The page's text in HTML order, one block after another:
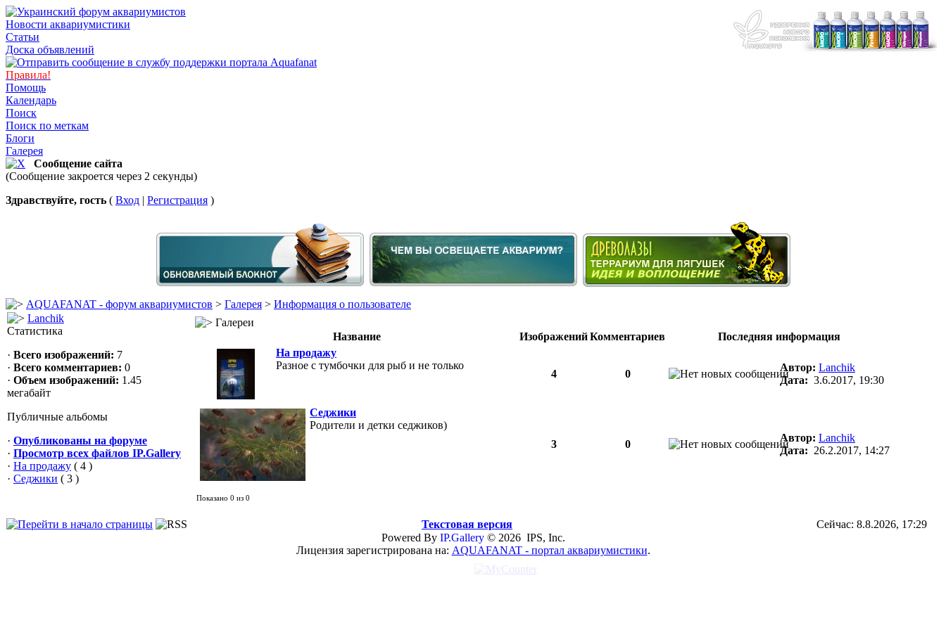
Новости аквариумистики
Статьи
Доска объявлений
Правила!
Помощь
Календарь
Поиск
Поиск по меткам
Блоги
Галерея
Сообщение сайта
(Сообщение закроется через 2 секунды)
Здравствуйте, гость ( Вход | Регистрация )
AQUAFANAT - форум аквариумистов > Галерея > Информация о пользователе
Lanchik
Статистика
· Всего изображений: 7
· Всего комментариев: 0
· Объем изображений: 1.45
мегабайт
Публичные альбомы
· Опубликованы на форуме
· Просмотр всех файлов IP.Gallery
· На продажу ( 4 )
· Седжики ( 3 )
Галереи
Название
ИзображенийКомментариев
Последняя информация
На продажу
Разное с тумбочки для рыб и не только
4 0
Автор: Lanchik
Дата: 3.6.2017, 19:30
Седжики
Родители и детки седжиков)
3
0
Автор: Lanchik
Дата: 26.2.2017, 14:27
Показано 0 из 0
Текстовая версия
Сейчас: 8.8.2026, 17:29
Powered By IP.Gallery© 2026 IPS, Inc.
Лицензия зарегистрирована на: AQUAFANAT - портал аквариумистики.